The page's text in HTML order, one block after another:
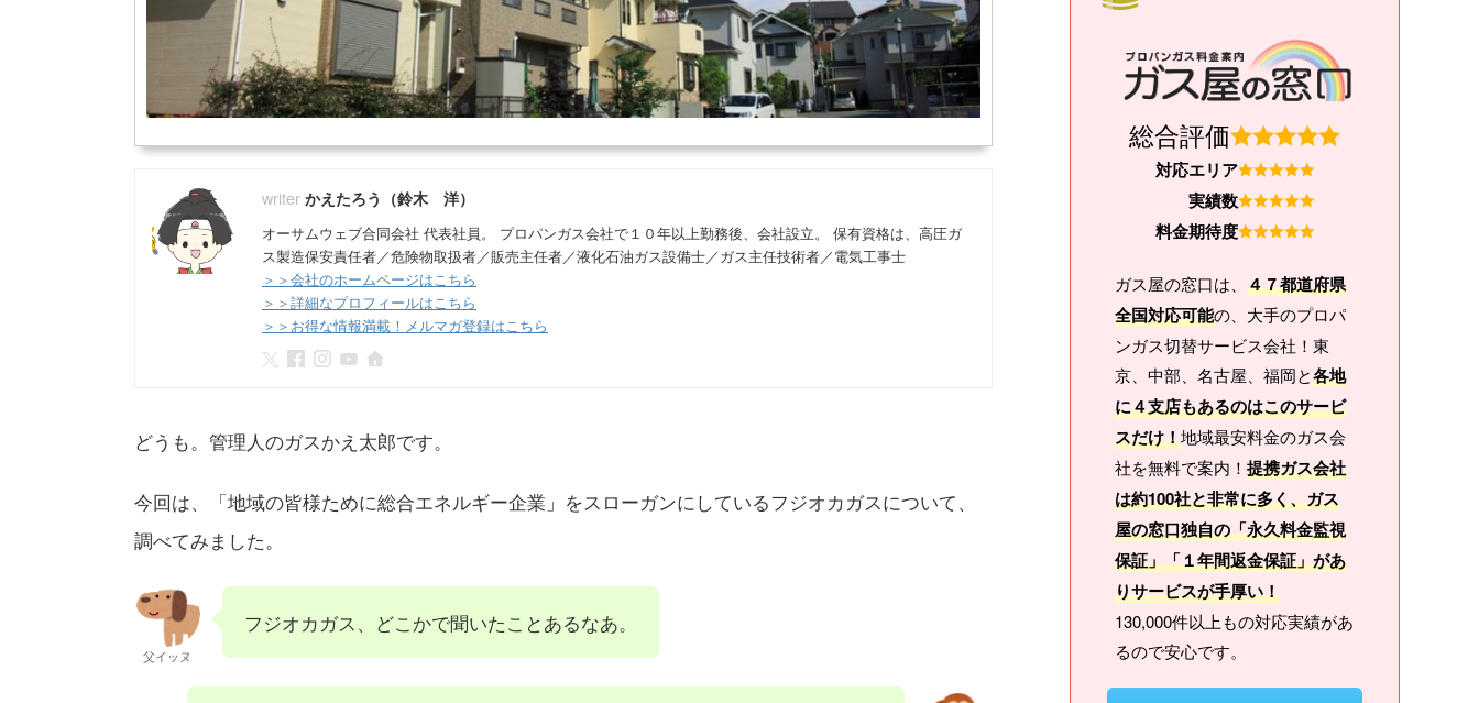
かえたろう（鈴木 洋）
オーサムウェブ合同会社 代表社員。 プロパンガス会社で１０年以上勤務後、会社設立。 保有資格は、高圧ガ
ス製造保安責任者／危険物取扱者／販売主任者／液化石油ガス設備士／ガス主任技術者／電気工事士
＞＞会社のホームページはこちら
＞＞詳細なプロフィールはこちら
＞＞お得な情報満載！メルマガ登録はこちら
どうも。管理人のガスかえ太郎です。
今回は、「地域の皆様ために総合エネルギー企業」をスローガンにしているフジオカガスについて、
調べてみました。
父イッヌ
フジオカガス、どこかで聞いたことあるなあ。
総合評価
対応エリア
実績数
料金期待度
ガス屋の窓口は、 ４７都道府県
全国対応可能の、大手のプロパ
ンガス切替サービス会社！東
京、中部、名古屋、福岡と各地
に４支店もあるのはこのサービ
スだけ！地域最安料金のガス会
社を無料で案内！ 提携ガス会社
は約100社と非常に多く、ガス
屋の窓口独自の「永久料金監視
保証」「１年間返金保証」があ
りサービスが手厚い！
130,000件以上もの対応実績があ
るので安心です。